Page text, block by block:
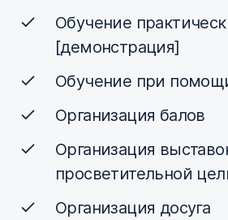
Обучение
[демонстрация]
Обучение при
Организация балов
Организация
просветительной
Организация досуга